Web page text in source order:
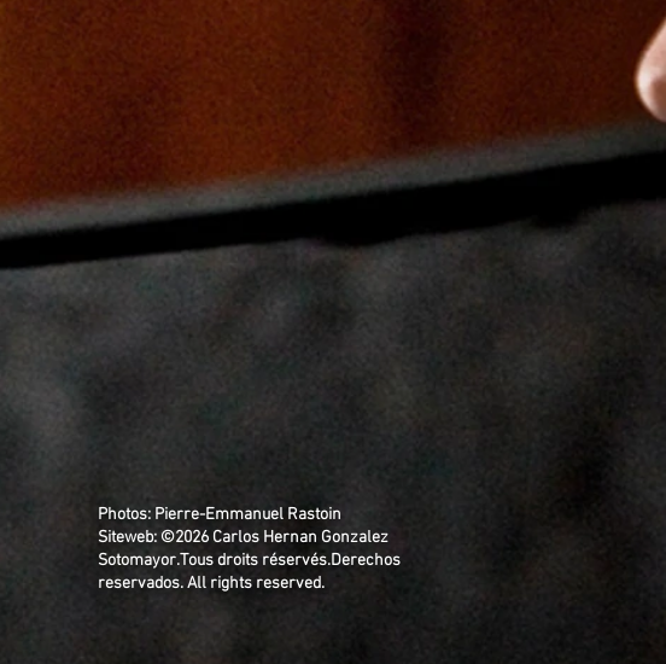
Photos: Pierre-Emmanuel Rastoin
Siteweb: ©2026 Carlos Hernan Gonzalez
Sotomayor.Tous droits réservés.Derechos
reservados.All rights reserved.